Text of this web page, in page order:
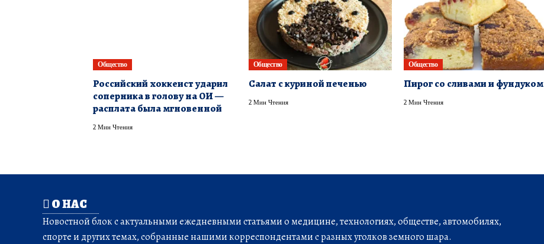
Общество
Российский хоккеист ударил
соперника в голову на ОИ —
расплата была мгновенной
2 Мин Чтения
Общество
Салат с куриной печенью
2 Мин Чтения
Общество
Пирог со сливами и фундуком
2 Мин Чтения
О НАС
Новостной блок с актуальными ежедневными статьями о медицине, технологиях, обществе, автомобилях,
спорте и других темах, собранные нашими корреспондентами с разных уголков земного шара.